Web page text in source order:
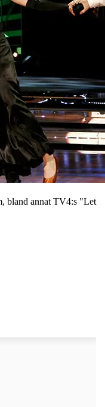
bland annat TV4:s "Let